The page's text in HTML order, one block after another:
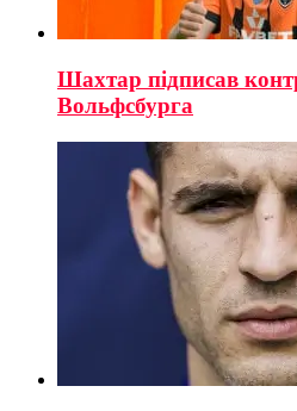
Шахтар підписав
Вольфсбурга